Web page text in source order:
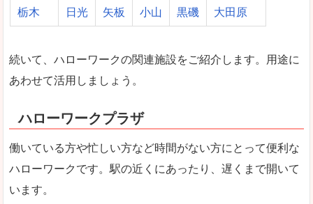
栃木 日光 矢板 小山 黒磯 大田原
続いて、ハローワークの関連施設をご紹介します。用途に
あわせて活用しましょう。
ハローワークプラザ
働いている方や忙しい方など時間がない方にとって便利な
ハローワークです。駅の近くにあったり、遅くまで開いて
います。